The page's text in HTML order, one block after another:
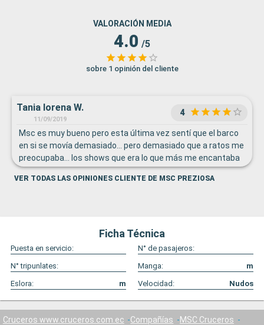
VALORACIÓN MEDIA
4.0 /5
sobre 1 opinión del cliente
Tania lorena W.
11/09/2019
4
Msc es muy bueno pero esta última vez sentí que el barco
en si se movía demasiado... pero demasiado que a ratos me
preocupaba... los shows que era lo que más me encantaba
no los encontré buenos esta vez. La comida es buena y mi
camarote grande y cómodo
VER TODAS LAS OPINIONES CLIENTE DE MSC PREZIOSA
Ficha Técnica
Puesta en servicio:
N° de pasajeros:
N° tripunlates:
Manga:
m
Eslora:
m Velocidad: Nudos
Cruceros www.cruceros.com.ec Compañías
MSC Cruceros